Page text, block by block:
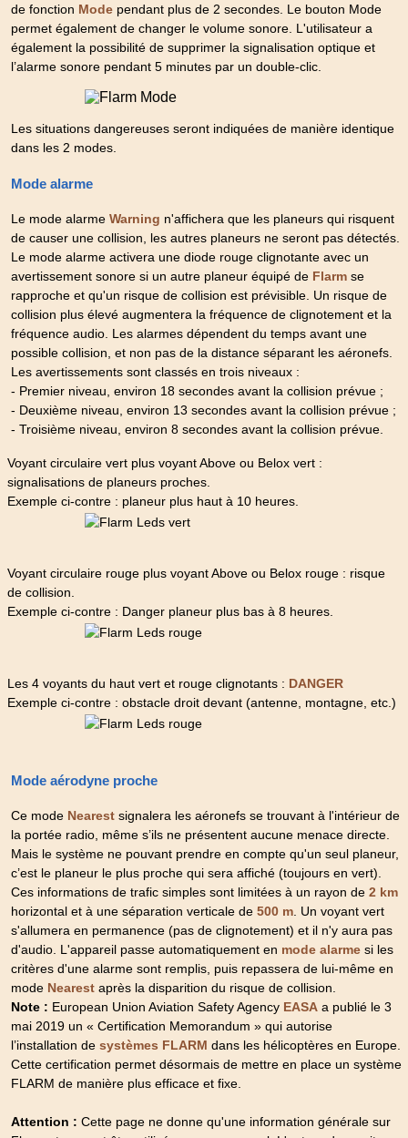
de fonction Mode pendant plus de 2 secondes. Le bouton Mode
permet également de changer le volume sonore. L'utilisateur a
également la possibilité de supprimer la signalisation optique et
l’alarme sonore pendant 5 minutes par un double-clic.
Les situations dangereuses seront indiquées de manière identique
dans les 2 modes.
Mode alarme
Le mode alarmeWarning n'affichera que les planeurs qui risquent
de causer une collision, les autres planeurs ne seront pas détectés.
Le mode alarme activera une diode rouge clignotante avec un
avertissement sonore si un autre planeur équipé de Flarm se
rapproche et qu'un risque de collision est prévisible. Un risque de
collision plus élevé augmentera la fréquence de clignotement et la
fréquence audio. Les alarmes dépendent du temps avant une
possible collision, et non pas de la distance séparant les aéronefs.
Les avertissements sont classés en trois niveaux :
- Premier niveau, environ 18 secondes avant la collision prévue ;
- Deuxième niveau, environ 13 secondes avant la collision prévue ;
- Troisième niveau, environ 8 secondes avant la collision prévue.
Voyant circulaire vert plus voyant Above ou Belox vert :
signalisations de planeurs proches.
Exemple ci-contre : planeur plus haut à 10 heures.
Voyant circulaire rouge plus voyant Above ou Belox rouge : risque
de collision.
Exemple ci-contre : Danger planeur plus bas à 8 heures.
Les 4 voyants du haut vert et rouge clignotants : DANGER
Exemple ci-contre : obstacle droit devant (antenne, montagne, etc.)
Mode aérodyne proche
Ce mode Nearest signalera les aéronefs se trouvant à l'intérieur de
la portée radio, même s’ils ne présentent aucune menace directe.
Mais le système ne pouvant prendre en compte qu'un seul planeur,
c’est le planeur le plus proche qui sera affiché (toujours en vert).
Ces informations de trafic simples sont limitées à un rayon de2 km
horizontal et à une séparation verticale de500 m . Un voyant vert
s'allumera en permanence (pas de clignotement) et il n'y aura pas
d'audio. L'appareil passe automatiquement en mode alarmesi les
critères d'une alarme sont remplis, puis repassera de lui-même en
mode Nearest après la disparition du risque de collision.
Note : European Union Aviation Safety Agency EASA a publié le 3
mai 2019 un « Certification Memorandum » qui autorise
l’installation desystèmes FLARM dans les hélicoptères en Europe.
Cette certification permet désormais de mettre en place un système
FLARM de manière plus efficace et fixe.
Attention : Cette page ne donne qu'une information générale sur